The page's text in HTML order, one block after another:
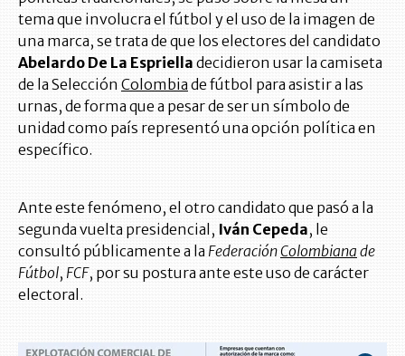
tema que involucra el fútbol y el uso de la imagen de
una marca, se trata de que los electores del candidato
Abelardo De La Espriella decidieron usar la camiseta
de la Selección Colombiade fútbol para asistir a las
urnas, de forma que a pesar de ser un símbolo de
unidad como país representó una opción política en
específico.
Ante este fenómeno, el otro candidato que pasó a la
segunda vuelta presidencial, Iván Cepeda, le
consultó públicamente a la FederaciónColombiana de
Fútbol, FCF, por su postura ante este uso de carácter
electoral.